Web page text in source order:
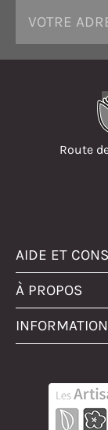
Route
AIDE ET
À PROPOS